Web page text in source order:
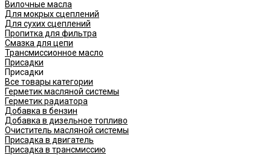
Вилочные масла
Для мокрых сцеплений
Для сухих сцеплений
Пропитка для фильтра
Смазка для цепи
Трансмиссионное масло
Присадки
Присадки
Все товары категории
Герметик масляной системы
Герметик радиатора
Добавка в бензин
Добавка в дизельное топливо
Очиститель масляной системы
Присадка в двигатель
Присадка в трансмиссию